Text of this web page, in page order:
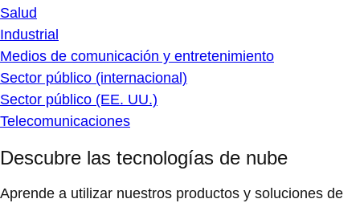
Salud
Industrial
Medios de comunicación y entretenimiento
Sector público (internacional)
Sector público (EE. UU.)
Telecomunicaciones
Descubre las tecnologías de nube
Aprende a utilizar nuestros productos y soluciones de